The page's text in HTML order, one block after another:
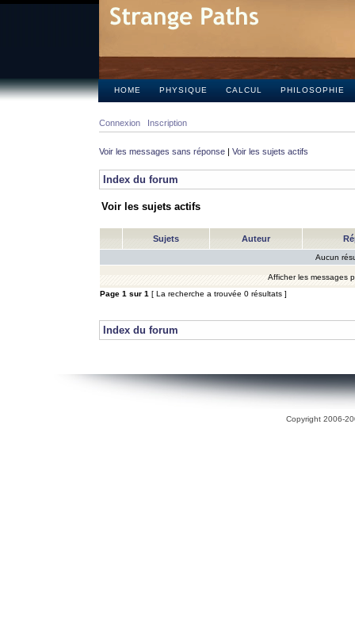
HOME PHYSIQUE CALCUL PHILOSOPHIE
Connexion Inscription
Voir les messages sans réponse | Voir les sujets actifs
Index du forum
Voir les sujets actifs
Sujets Auteur
Aucun
Afficher les messages
Page 1 sur 1 [ La recherche a trouvée 0 résultats ]
Index du forum
Copyright 2006-